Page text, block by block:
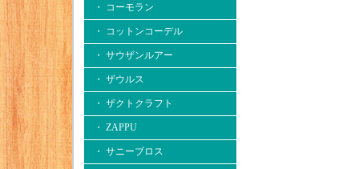
・ コーモラン
・ コットンコーデル
・ サウザンルアー
・ ザウルス
・ ザクトクラフト
・ ZAPPU
・ サニーブロス